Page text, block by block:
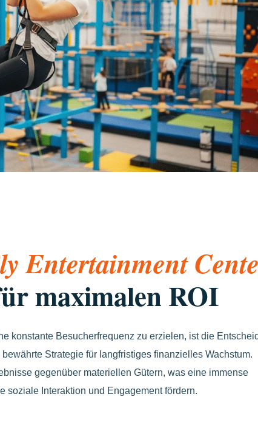
Entertainment
maximalen ROI
konstante Besucherfrequenz zu erzielen, ist die
Strategie für langfristiges finanzielles Wachstum.
gegenüber materiellen Gütern, was eine immense
soziale Interaktion und Engagement fördern.